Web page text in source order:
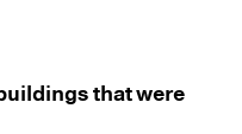
that were